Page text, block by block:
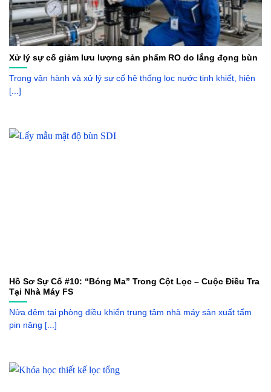
Xử lý sự cố giảm lưu lượng sản phẩm RO do lắng đọng bùn
Trong vận hành và xử lý sự cố hệ thống lọc nước tinh khiết, hiện
[...]
Hồ Sơ Sự Cố #10: “Bóng Ma” Trong Cột Lọc – Cuộc Điều Tra
Tại Nhà Máy FS
Nửa đêm tại phòng điều khiển trung tâm nhà máy sản xuất tấm
pin năng [...]